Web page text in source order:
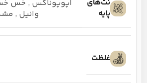
نت‌های
پایه
اپوپوناکس , خس
وانیل ,
غلظت